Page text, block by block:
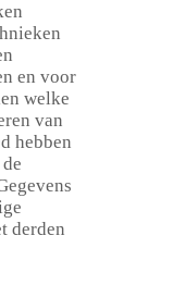
en voor
welke
van
hebben
derden